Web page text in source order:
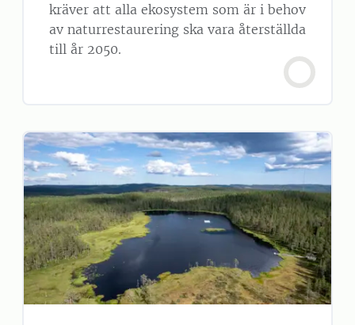
kräver att alla ekosystem som är i behov
av naturrestaurering ska vara återställda
till år 2050.